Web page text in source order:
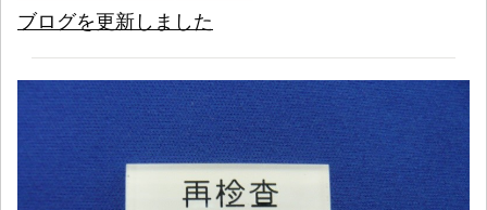
ブログを更新しました